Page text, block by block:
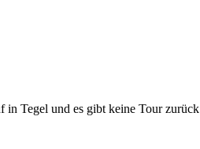
in Tegel und es gibt keine Tour zurück